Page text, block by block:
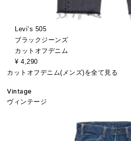
Levi’s 505
ブラックジーンズ
カットオフデニム
¥ 4,290
カットオフデニム(メンズ)を全て見る
Vintage
ヴィンテージ